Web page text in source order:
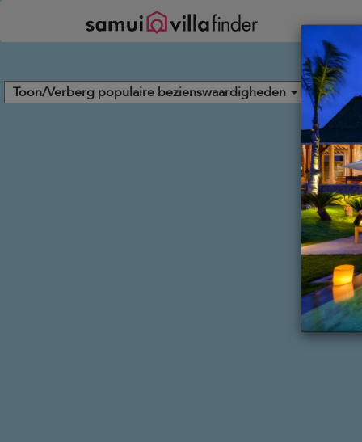
Toon/Verberg populaire bezienswaardigheden